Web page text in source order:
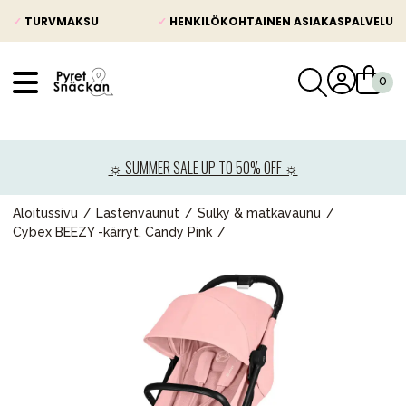
✓ TURVMAKSU ✓ HENKILÖKOHTAINEN ASIAKASPALVELU
☼ SUMMER SALE UP TO 50% OFF ☼
Aloitussivu Lastenvaunut
Sulky & matkavaunu
Cybex BEEZY -kärryt, Candy Pink
Lastenvaunut
Lasten turvaistuimet
Lapsi & vauva
Lelut ja pelit
Äiti & Isä
Huonekalut & vuodevaatteet